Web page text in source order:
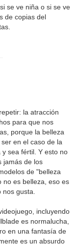
se ve niña o si se ve
de copias del
la atracción
para que nos
porque la belleza
en el caso de la
sea fértil. Y esto no
jamás de los
de "belleza
no es belleza, eso es
gusta.
incluyendo
es normalucha,
en una fantasía de
es un absurdo